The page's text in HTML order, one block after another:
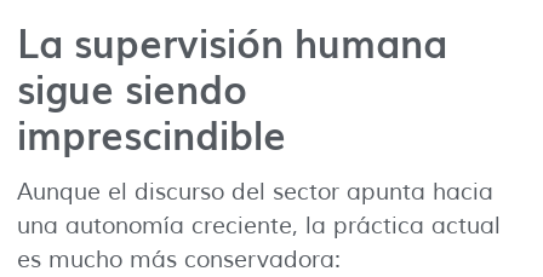
La supervisión humana
sigue siendo
imprescindible
Aunque el discurso del sector apunta hacia
una autonomía creciente, la práctica actual
es mucho más conservadora: